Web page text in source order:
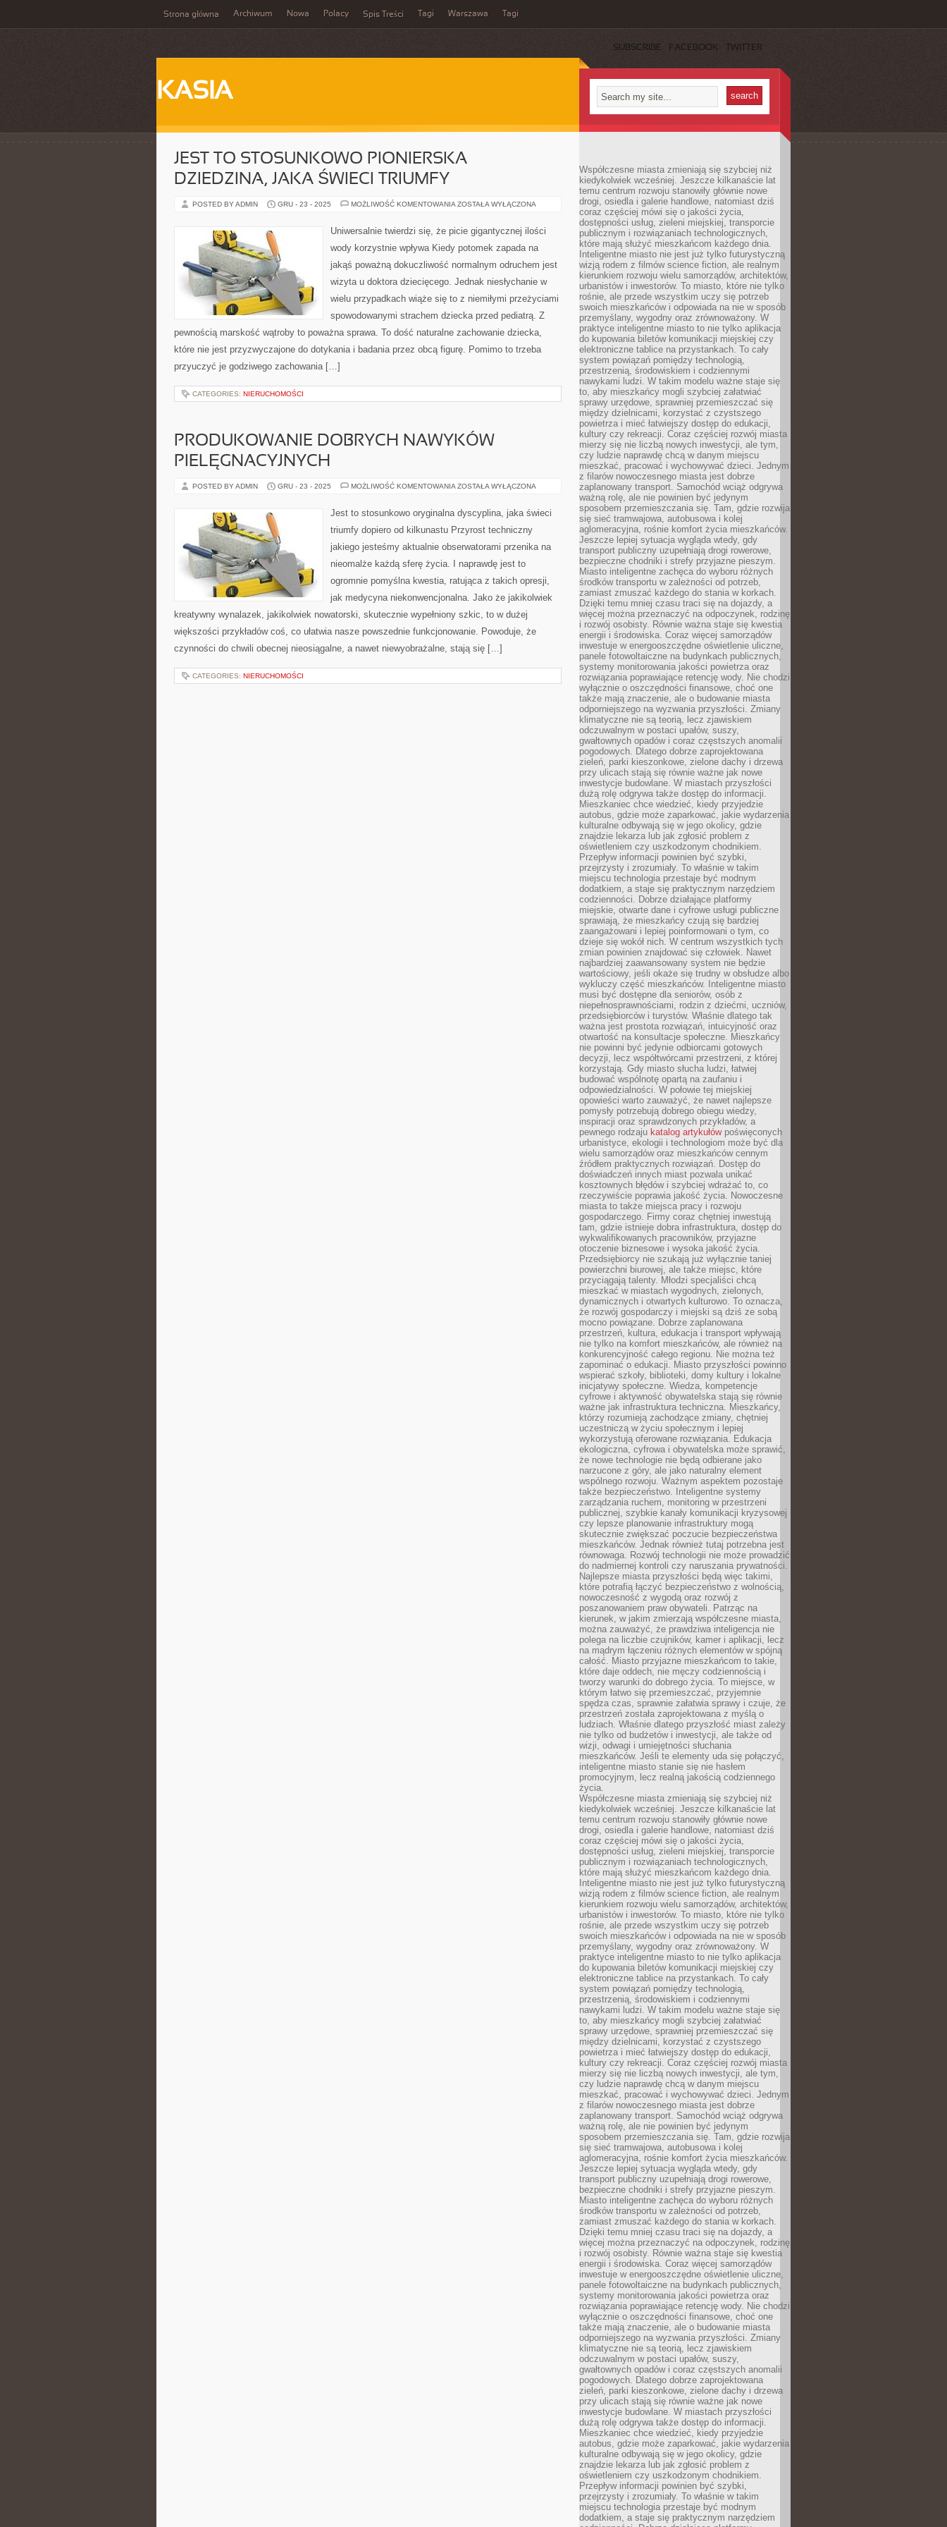
Strona główna Archiwum Nowa Polacy Spis Treści Tagi Warszawa Tagi
SUBSCRIBE FACEBOOK TWITTER
KASIA
JEST TO STOSUNKOWO PIONIERSKA
DZIEDZINA, JAKA ŚWIECI TRIUMFY
POSTED BY ADMIN GRU - 23 - 2025 MOŻLIWOŚĆ KOMENTOWANIA JEST
PIONIERSKA
DZIEDZINA,
ŚWIECI
ZOSTAŁA WYŁĄCZONA
Uniwersalnie twierdzi się, że picie gigantycznej ilości
wody korzystnie wpływa Kiedy potomek zapada na
jakąś poważną dokuczliwość normalnym odruchem jest
wizyta u doktora dziecięcego. Jednak niesłychanie w
wielu przypadkach wiąże się to z niemiłymi przeżyciami
spowodowanymi strachem dziecka przed pediatrą. Z
pewnością marskość wątroby to poważna sprawa. To dość naturalne zachowanie dziecka,
które nie jest przyzwyczajone do dotykania i badania przez obcą figurę. Pomimo to trzeba
przyuczyć je godziwego zachowania […]
CATEGORIES: NIERUCHOMOŚCI
PRODUKOWANIE DOBRYCH NAWYKÓW
PIELĘGNACYJNYCH
POSTED BY ADMIN GRU - 23 - 2025 MOŻLIWOŚĆ KOMENTOWANIA PRODUKOWANIE
PIELĘGNACYJNYCH
ZOSTAŁA WYŁĄCZONA
Jest to stosunkowo oryginalna dyscyplina, jaka świeci
triumfy dopiero od kilkunastu Przyrost techniczny
jakiego jesteśmy aktualnie obserwatorami przenika na
nieomalże każdą sferę życia. I naprawdę jest to
ogromnie pomyślna kwestia, ratująca z takich opresji,
jak medycyna niekonwencjonalna. Jako że jakikolwiek
kreatywny wynalazek, jakikolwiek nowatorski, skutecznie wypełniony szkic, to w dużej
większości przykładów coś, co ułatwia nasze powszednie funkcjonowanie. Powoduje, że
czynności do chwili obecnej nieosiągalne, a nawet niewyobrażalne, stają się […]
CATEGORIES: NIERUCHOMOŚCI
Współczesne miasta zmieniają się szybciej niż
kiedykolwiek wcześniej. Jeszcze kilkanaście lat
temu centrum rozwoju stanowiły głównie nowe
drogi, osiedla i galerie handlowe, natomiast dziś
coraz częściej mówi się o jakości życia,
dostępności usług, zieleni miejskiej, transporcie
publicznym i rozwiązaniach technologicznych,
które mają służyć mieszkańcom każdego dnia.
Inteligentne miasto nie jest już tylko futurystyczną
wizją rodem z filmów science fiction, ale realnym
kierunkiem rozwoju wielu samorządów, architektów,
urbanistów i inwestorów. To miasto, które nie tylko
rośnie, ale przede wszystkim uczy się potrzeb
swoich mieszkańców i odpowiada na nie w sposób
przemyślany, wygodny oraz zrównoważony. W
praktyce inteligentne miasto to nie tylko aplikacja
do kupowania biletów komunikacji miejskiej czy
elektroniczne tablice na przystankach. To cały
system powiązań pomiędzy technologią,
przestrzenią, środowiskiem i codziennymi
nawykami ludzi. W takim modelu ważne staje się
to, aby mieszkańcy mogli szybciej załatwiać
sprawy urzędowe, sprawniej przemieszczać się
między dzielnicami, korzystać z czystszego
powietrza i mieć łatwiejszy dostęp do edukacji,
kultury czy rekreacji. Coraz częściej rozwój miasta
mierzy się nie liczbą nowych inwestycji, ale tym,
czy ludzie naprawdę chcą w danym miejscu
mieszkać, pracować i wychowywać dzieci. Jednym
z filarów nowoczesnego miasta jest dobrze
zaplanowany transport. Samochód wciąż odgrywa
ważną rolę, ale nie powinien być jedynym
sposobem przemieszczania się. Tam, gdzie rozwija
się sieć tramwajowa, autobusowa i kolej
aglomeracyjna, rośnie komfort życia mieszkańców.
Jeszcze lepiej sytuacja wygląda wtedy, gdy
transport publiczny uzupełniają drogi rowerowe,
bezpieczne chodniki i strefy przyjazne pieszym.
Miasto inteligentne zachęca do wyboru różnych
środków transportu w zależności od potrzeb,
zamiast zmuszać każdego do stania w korkach.
Dzięki temu mniej czasu traci się na dojazdy, a
więcej można przeznaczyć na odpoczynek, rodzinę
i rozwój osobisty. Równie ważna staje się kwestia
energii i środowiska. Coraz więcej samorządów
inwestuje w energooszczędne oświetlenie uliczne,
panele fotowoltaiczne na budynkach publicznych,
systemy monitorowania jakości powietrza oraz
rozwiązania poprawiające retencję wody. Nie chodzi
wyłącznie o oszczędności finansowe, choć one
także mają znaczenie, ale o budowanie miasta
odporniejszego na wyzwania przyszłości. Zmiany
klimatyczne nie są teorią, lecz zjawiskiem
odczuwalnym w postaci upałów, suszy,
gwałtownych opadów i coraz częstszych anomalii
pogodowych. Dlatego dobrze zaprojektowana
zieleń, parki kieszonkowe, zielone dachy i drzewa
przy ulicach stają się równie ważne jak nowe
inwestycje budowlane. W miastach przyszłości
dużą rolę odgrywa także dostęp do informacji.
Mieszkaniec chce wiedzieć, kiedy przyjedzie
autobus, gdzie może zaparkować, jakie wydarzenia
kulturalne odbywają się w jego okolicy, gdzie
znajdzie lekarza lub jak zgłosić problem z
oświetleniem czy uszkodzonym chodnikiem.
Przepływ informacji powinien być szybki,
przejrzysty i zrozumiały. To właśnie w takim
miejscu technologia przestaje być modnym
dodatkiem, a staje się praktycznym narzędziem
codzienności. Dobrze działające platformy
miejskie, otwarte dane i cyfrowe usługi publiczne
sprawiają, że mieszkańcy czują się bardziej
zaangażowani i lepiej poinformowani o tym, co
dzieje się wokół nich. W centrum wszystkich tych
zmian powinien znajdować się człowiek. Nawet
najbardziej zaawansowany system nie będzie
wartościowy, jeśli okaże się trudny w obsłudze albo
wykluczy część mieszkańców. Inteligentne miasto
musi być dostępne dla seniorów, osób z
niepełnosprawnościami, rodzin z dziećmi, uczniów,
przedsiębiorców i turystów. Właśnie dlatego tak
ważna jest prostota rozwiązań, intuicyjność oraz
otwartość na konsultacje społeczne. Mieszkańcy
nie powinni być jedynie odbiorcami gotowych
decyzji, lecz współtwórcami przestrzeni, z której
korzystają. Gdy miasto słucha ludzi, łatwiej
budować wspólnotę opartą na zaufaniu i
odpowiedzialności. W połowie tej miejskiej
opowieści warto zauważyć, że nawet najlepsze
pomysły potrzebują dobrego obiegu wiedzy,
inspiracji oraz sprawdzonych przykładów, a
pewnego rodzaju katalog artykułówpoświęconych
urbanistyce, ekologii i technologiom może być dla
wielu samorządów oraz mieszkańców cennym
źródłem praktycznych rozwiązań. Dostęp do
doświadczeń innych miast pozwala unikać
kosztownych błędów i szybciej wdrażać to, co
rzeczywiście poprawia jakość życia. Nowoczesne
miasta to także miejsca pracy i rozwoju
gospodarczego. Firmy coraz chętniej inwestują
tam, gdzie istnieje dobra infrastruktura, dostęp do
wykwalifikowanych pracowników, przyjazne
otoczenie biznesowe i wysoka jakość życia.
Przedsiębiorcy nie szukają już wyłącznie taniej
powierzchni biurowej, ale także miejsc, które
przyciągają talenty. Młodzi specjaliści chcą
mieszkać w miastach wygodnych, zielonych,
dynamicznych i otwartych kulturowo. To oznacza,
że rozwój gospodarczy i miejski są dziś ze sobą
mocno powiązane. Dobrze zaplanowana
przestrzeń, kultura, edukacja i transport wpływają
nie tylko na komfort mieszkańców, ale również na
konkurencyjność całego regionu. Nie można też
zapominać o edukacji. Miasto przyszłości powinno
wspierać szkoły, biblioteki, domy kultury i lokalne
inicjatywy społeczne. Wiedza, kompetencje
cyfrowe i aktywność obywatelska stają się równie
ważne jak infrastruktura techniczna. Mieszkańcy,
którzy rozumieją zachodzące zmiany, chętniej
uczestniczą w życiu społecznym i lepiej
wykorzystują oferowane rozwiązania. Edukacja
ekologiczna, cyfrowa i obywatelska może sprawić,
że nowe technologie nie będą odbierane jako
narzucone z góry, ale jako naturalny element
wspólnego rozwoju. Ważnym aspektem pozostaje
także bezpieczeństwo. Inteligentne systemy
zarządzania ruchem, monitoring w przestrzeni
publicznej, szybkie kanały komunikacji kryzysowej
czy lepsze planowanie infrastruktury mogą
skutecznie zwiększać poczucie bezpieczeństwa
mieszkańców. Jednak również tutaj potrzebna jest
równowaga. Rozwój technologii nie może prowadzić
do nadmiernej kontroli czy naruszania prywatności.
Najlepsze miasta przyszłości będą więc takimi,
które potrafią łączyć bezpieczeństwo z wolnością,
nowoczesność z wygodą oraz rozwój z
poszanowaniem praw obywateli. Patrząc na
kierunek, w jakim zmierzają współczesne miasta,
można zauważyć, że prawdziwa inteligencja nie
polega na liczbie czujników, kamer i aplikacji, lecz
na mądrym łączeniu różnych elementów w spójną
całość. Miasto przyjazne mieszkańcom to takie,
które daje oddech, nie męczy codziennością i
tworzy warunki do dobrego życia. To miejsce, w
którym łatwo się przemieszczać, przyjemnie
spędza czas, sprawnie załatwia sprawy i czuje, że
przestrzeń została zaprojektowana z myślą o
ludziach. Właśnie dlatego przyszłość miast zależy
nie tylko od budżetów i inwestycji, ale także od
wizji, odwagi i umiejętności słuchania
mieszkańców. Jeśli te elementy uda się połączyć,
inteligentne miasto stanie się nie hasłem
promocyjnym, lecz realną jakością codziennego
życia.
Współczesne miasta zmieniają się szybciej niż
kiedykolwiek wcześniej. Jeszcze kilkanaście lat
temu centrum rozwoju stanowiły głównie nowe
drogi, osiedla i galerie handlowe, natomiast dziś
coraz częściej mówi się o jakości życia,
dostępności usług, zieleni miejskiej, transporcie
publicznym i rozwiązaniach technologicznych,
które mają służyć mieszkańcom każdego dnia.
Inteligentne miasto nie jest już tylko futurystyczną
wizją rodem z filmów science fiction, ale realnym
kierunkiem rozwoju wielu samorządów, architektów,
urbanistów i inwestorów. To miasto, które nie tylko
rośnie, ale przede wszystkim uczy się potrzeb
swoich mieszkańców i odpowiada na nie w sposób
przemyślany, wygodny oraz zrównoważony. W
praktyce inteligentne miasto to nie tylko aplikacja
do kupowania biletów komunikacji miejskiej czy
elektroniczne tablice na przystankach. To cały
system powiązań pomiędzy technologią,
przestrzenią, środowiskiem i codziennymi
nawykami ludzi. W takim modelu ważne staje się
to, aby mieszkańcy mogli szybciej załatwiać
sprawy urzędowe, sprawniej przemieszczać się
między dzielnicami, korzystać z czystszego
powietrza i mieć łatwiejszy dostęp do edukacji,
kultury czy rekreacji. Coraz częściej rozwój miasta
mierzy się nie liczbą nowych inwestycji, ale tym,
czy ludzie naprawdę chcą w danym miejscu
mieszkać, pracować i wychowywać dzieci. Jednym
z filarów nowoczesnego miasta jest dobrze
zaplanowany transport. Samochód wciąż odgrywa
ważną rolę, ale nie powinien być jedynym
sposobem przemieszczania się. Tam, gdzie rozwija
się sieć tramwajowa, autobusowa i kolej
aglomeracyjna, rośnie komfort życia mieszkańców.
Jeszcze lepiej sytuacja wygląda wtedy, gdy
transport publiczny uzupełniają drogi rowerowe,
bezpieczne chodniki i strefy przyjazne pieszym.
Miasto inteligentne zachęca do wyboru różnych
środków transportu w zależności od potrzeb,
zamiast zmuszać każdego do stania w korkach.
Dzięki temu mniej czasu traci się na dojazdy, a
więcej można przeznaczyć na odpoczynek, rodzinę
i rozwój osobisty. Równie ważna staje się kwestia
energii i środowiska. Coraz więcej samorządów
inwestuje w energooszczędne oświetlenie uliczne,
panele fotowoltaiczne na budynkach publicznych,
systemy monitorowania jakości powietrza oraz
rozwiązania poprawiające retencję wody. Nie chodzi
wyłącznie o oszczędności finansowe, choć one
także mają znaczenie, ale o budowanie miasta
odporniejszego na wyzwania przyszłości. Zmiany
klimatyczne nie są teorią, lecz zjawiskiem
odczuwalnym w postaci upałów, suszy,
gwałtownych opadów i coraz częstszych anomalii
pogodowych. Dlatego dobrze zaprojektowana
zieleń, parki kieszonkowe, zielone dachy i drzewa
przy ulicach stają się równie ważne jak nowe
inwestycje budowlane. W miastach przyszłości
dużą rolę odgrywa także dostęp do informacji.
Mieszkaniec chce wiedzieć, kiedy przyjedzie
autobus, gdzie może zaparkować, jakie wydarzenia
kulturalne odbywają się w jego okolicy, gdzie
znajdzie lekarza lub jak zgłosić problem z
oświetleniem czy uszkodzonym chodnikiem.
Przepływ informacji powinien być szybki,
przejrzysty i zrozumiały. To właśnie w takim
miejscu technologia przestaje być modnym
dodatkiem, a staje się praktycznym narzędziem